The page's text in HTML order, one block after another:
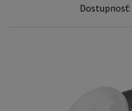
Dostupnosť: